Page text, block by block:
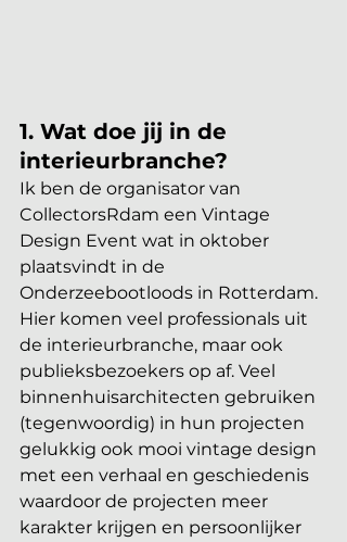
1. Wat doe jij in de
interieurbranche?
Ik ben de organisator van
CollectorsRdam een Vintage
Design Event wat in oktober
plaatsvindt in de
Onderzeebootloods in Rotterdam.
Hier komen veel professionals uit
de interieurbranche, maar ook
publieksbezoekers op af. Veel
binnenhuisarchitecten gebruiken
(tegenwoordig) in hun projecten
gelukkig ook mooi vintage design
met een verhaal en geschiedenis
waardoor de projecten meer
karakter krijgen en persoonlijker